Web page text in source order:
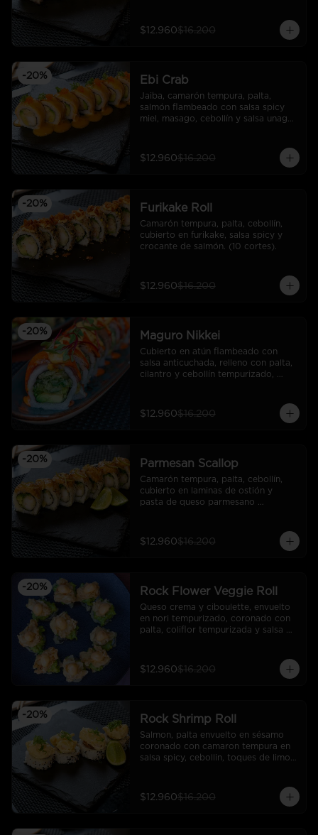
$12.960$16.200
-20% Ebi Crab
Jaiba, camarón tempura, palta,
salmón flambeado con salsa spicy
miel, masago, cebollín y salsa unagui.
$12.960$16.200
-20% Furikake Roll
Camarón tempura, palta, cebollín,
cubierto en furikake, salsa spicy y
crocante de salmón. (10 cortes).
$12.960$16.200
-20% Maguro Nikkei
Cubierto en atún flambeado con
salsa anticuchada, relleno con palta,
cilantro y cebollín tempurizado,
$12.960$16.200
-20% Parmesan Scallop
Camarón tempura, palta, cebollín,
cubierto en laminas de ostión y
pasta de queso parmesano
$12.960$16.200
-20% Rock Flower Veggie Roll
Queso crema y ciboulette, envuelto
en nori tempurizado, coronado con
palta, coliflor tempurizada y salsa
$12.960$16.200
-20% Rock Shrimp Roll
Salmon, palta envuelto en sésamo
coronado con camaron tempura en
salsa spicy, cebollin, toques de limon
$12.960$16.200